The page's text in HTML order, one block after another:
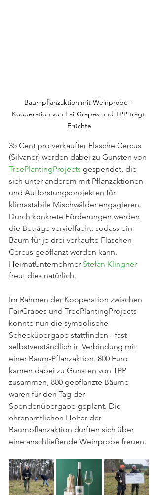
Baumpflanzaktion mit Weinprobe -
Kooperation von FairGrapes und TPP trägt
Früchte
35 Cent pro verkaufter Flasche Cercus
(Silvaner) werden dabei zu Gunsten von
TreePlantingProjects gespendet, die
sich unter anderem mit Pflanzaktionen
und Aufforstungsprojekten für
klimastabile Mischwälder engagieren.
Durch konkrete Förderungen werden
die Beträge vervielfacht, sodass ein
Baum für je drei verkaufte Flaschen
Cercus gepflanzt werden kann.
HeimatUnternehmer Stefan Klingner
freut dies natürlich.
Im Rahmen der Kooperation zwischen
FairGrapes und TreePlantingProjects
konnte nun die symbolische
Scheckübergabe stattfinden - fast
selbstverständlich in Verbindung mit
einer Baum-Pflanzaktion. 800 Euro
kamen dabei zu Gunsten von TPP
zusammen, 800 gepflanzte Bäume
waren für den Tag der
Spendenübergabe geplant. Die
ehrenamtlichen Helfer der
Baumpflanzaktion durften sich über
eine anschließende Weinprobe freuen.